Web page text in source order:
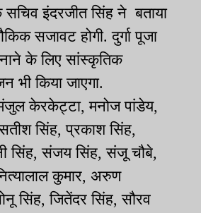
सचिव इंदरजीत सिंह ने बताया
सजावट होगी. दुर्गा पूजा
के लिए सांस्कृतिक
भी किया जाएगा.
केरकेट्टा, मनोज पांडेय,
सिंह, प्रकाश सिंह,
सिंह, संजय सिंह, संजू चौबे,
कुमार, अरुण
सिंह, जितेंदर सिंह, सौरव